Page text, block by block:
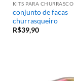
KITS PARA CHURRASCO
conjunto de facas
churrasqueiro
R$39,90